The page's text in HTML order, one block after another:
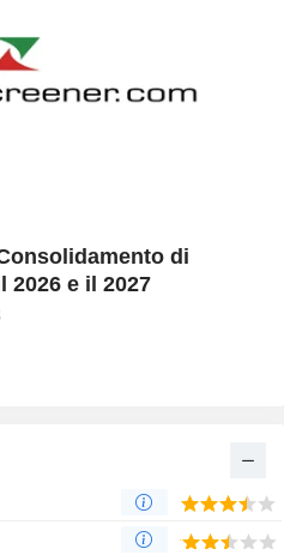
di
2026 e il 2027